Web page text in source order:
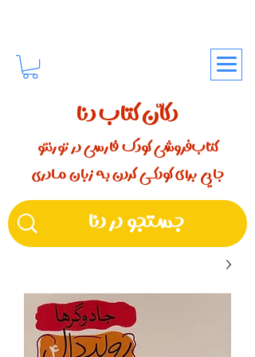
دکّان کتاب دنا
کتاب‌فروشی کودک فارسی در تورنتو
جایی برای کودکـــی کردن بـه زبان مـادری